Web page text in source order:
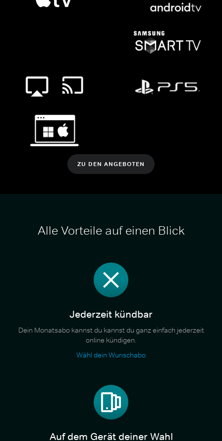
ZU DEN ANGEBOTEN
Alle Vorteile auf einen Blick
Jederzeit kündbar
Dein Monatsabo kannst du kannst du ganz einfach jederzeit
online kündigen.
Wähl dein Wunschabo
Auf dem Gerät deiner Wahl